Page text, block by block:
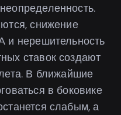
снижение
и нерешительность
ставок создают
В ближайшие
в боковике
слабым, а